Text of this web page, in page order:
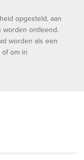
opgesteld, aan
ontleend.
worden als een
om in